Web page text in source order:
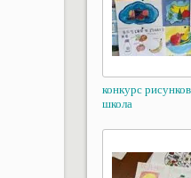
конкурс
школа